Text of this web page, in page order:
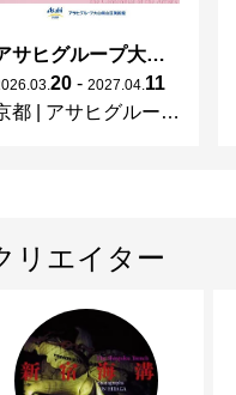
アサヒグループ大山崎山荘美術館 開館30周年記念展「没後100年 クロード・モネ」
03 20 - 2027 04 11
都
アサヒグループ大山崎山荘美術館
リエイター